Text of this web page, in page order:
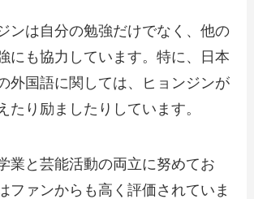
ンは自分の勉強だけでなく、他の
にも協力しています。特に、日本
外国語に関しては、ヒョンジンが
たり励ましたりしています。
業と芸能活動の両立に努めてお
ファンからも高く評価されていま